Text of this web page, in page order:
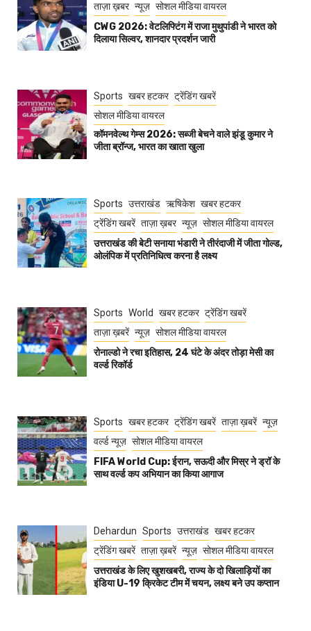
ताज़ा ख़बर न्यूज़ सोशल मीडिया वायरल
CWG 2026: वेटलिफ्टिंग में राजा मुथुपांडी ने भारत को
दिलाया सिल्वर, शानदार प्रदर्शन जारी
Sports खबर हटकर ट्रेंडिंग खबरें
सोशल मीडिया वायरल
कॉमनवेल्थ गेम्स 2026: सब्जी बेचने वाले झंडू कुमार ने
जीता ब्रॉन्ज, भारत का खाता खुला
Sports उत्तराखंड ऋषिकेश खबर हटकर
ट्रेंडिंग खबरें ताज़ा ख़बर न्यूज़ सोशल मीडिया वायरल
उत्तराखंड की बेटी सनाया भंडारी ने तीरंदाजी में जीता गोल्ड,
ओलंपिक में प्रतिनिधित्व करना है लक्ष्य
Sports World खबर हटकर ट्रेंडिंग खबरें
ताज़ा ख़बरें न्यूज़ सोशल मीडिया वायरल
रोनाल्डो ने रचा इतिहास, 24 घंटे के अंदर तोड़ा मेसी का
वर्ल्ड रिकॉर्ड
Sports खबर हटकर ट्रेंडिंग खबरें ताज़ा ख़बरें न्यूज़
वर्ल्ड न्यूज़ सोशल मीडिया वायरल
FIFA World Cup: ईरान, सऊदी और मिस्र ने ड्रॉ के
साथ वर्ल्ड कप अभियान का किया आगाज
Dehardun Sports उत्तराखंड खबर हटकर
ट्रेंडिंग खबरें ताज़ा ख़बरें न्यूज़ सोशल मीडिया वायरल
उत्तराखंड के लिए खुशखबरी, राज्य के दो खिलाड़ियों का
इंडिया U-19 क्रिकेट टीम में चयन, लक्ष्य बने उप कप्तान